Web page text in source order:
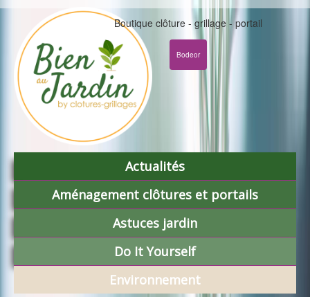
Boutique clôture - grillage - portail
Bodeor
Actualités
Aménagement clôtures et portails
Astuces jardin
Do It Yourself
Environnement